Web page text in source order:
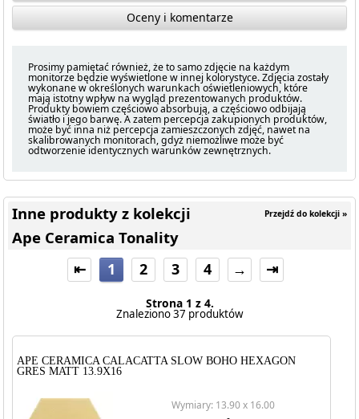
Oceny i komentarze
Prosimy pamiętać również, że to samo zdjęcie na każdym
monitorze będzie wyświetlone w innej kolorystyce. Zdjęcia zostały
wykonane w określonych warunkach oświetleniowych, które
mają istotny wpływ na wygląd prezentowanych produktów.
Produkty bowiem częściowo absorbują, a częściowo odbijają
światło i jego barwę. A zatem percepcja zakupionych produktów,
może być inna niż percepcja zamieszczonych zdjęć, nawet na
skalibrowanych monitorach, gdyż niemożliwe może być
odtworzenie identycznych warunków zewnętrznych.
Przejdź do kolekcji »
Inne produkty z kolekcji
Ape Ceramica Tonality
⇤ 1 2 3 4 → ⇥
Strona 1 z 4.
Znaleziono 37 produktów
APE CERAMICA CALACATTA SLOW BOHO HEXAGON
GRES MATT 13.9X16
Wymiary: 13.90 x 16.00